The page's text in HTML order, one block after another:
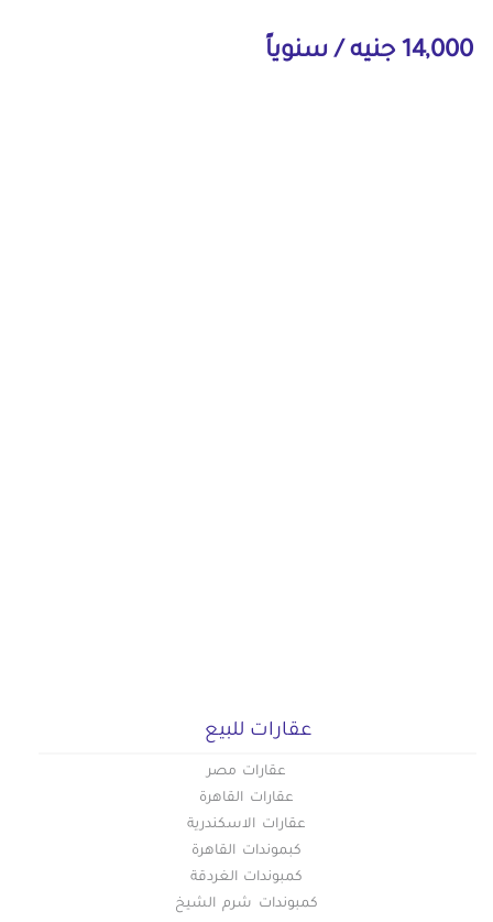
14,000 جنيه / سنوياً
عقارات للبيع
عقارات مصر
عقارات القاهرة
عقارات الاسكندرية
كبموندات القاهرة
كمبوندات الغردقة
كمبوندات شرم الشيخ